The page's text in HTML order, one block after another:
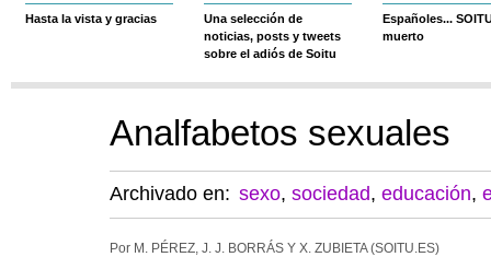
Hasta la vista y gracias
Una selección de
noticias, posts y tweets
sobre el adiós de Soitu
Españoles...
muerto
Analfabetos sexuales
Archivado en: sexo, sociedad, educación,
Por M. PÉREZ, J. J. BORRÁS Y X. ZUBIETA (SOITU.ES)